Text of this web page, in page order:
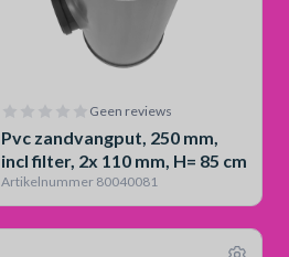
Geen reviews
Pvc zandvangput, 250 mm,
incl filter, 2x 110 mm, H= 85 cm
Artikelnummer 80040081